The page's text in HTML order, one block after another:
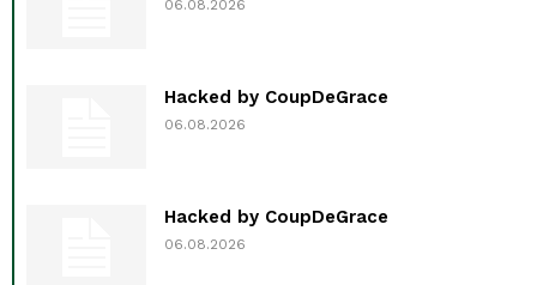
06.08.2026
Hacked by CoupDeGrace
06.08.2026
Hacked by CoupDeGrace
06.08.2026